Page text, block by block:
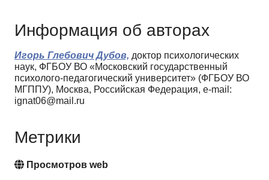
Информация об авторах
Игорь Глебович Дубов, доктор психологических
наук, ФГБОУ ВО «Московский государственный
психолого-педагогический университет» (ФГБОУ ВО
МГППУ), Москва, Российская Федерация, e-mail:
ignat06@mail.ru
Метрики
Просмотров web